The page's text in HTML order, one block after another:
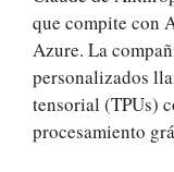
que compite con
Azure. La
personalizados
tensorial (TPUs)
procesamiento